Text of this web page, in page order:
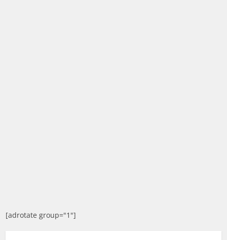
[adrotate group="1"]